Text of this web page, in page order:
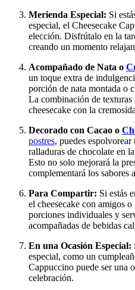
Merienda Especial: Si
especial, el Cheesecake
elección. Disfrútalo en la
creando un momento
Acompañado de Nata o
un toque extra de
porción de nata montada o
La combinación de texturas
cheesecake con la
Decorado con Cacao o
postres, puedes
ralladuras de chocolate en
Esto no solo mejorará la
complementará los sabores
Para Compartir: Si estás
el cheesecake con amigos
porciones individuales y
acompañadas de bebidas
En una Ocasión Especial:
especial, como un
Cappuccino puede ser una
celebración.